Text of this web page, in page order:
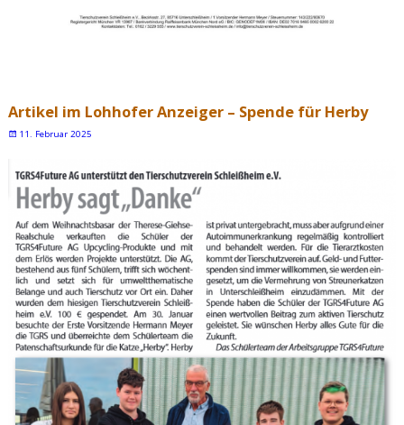
Artikel im Lohhofer Anzeiger – Spende für Herby
11. Februar 2025